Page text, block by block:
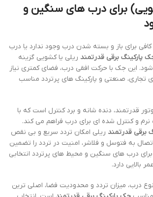
برای درب های سنگین و
برای باز و بسته شدن درب وجود ندارد یا درب
پارکینگ برقی قدرتمند ریلی یا کشویی گزینه
این جک با حرکت افقی درب، فضای کمتری نیاز
تجاری، صنعتی و پارکینگ های پرتردد مناسب
قدرتمند، دنده شانه و برد کنترل است که با
و کنترل شده ای برای درب فراهم می کند.
برقی قدرتمند ریلی امکان تردد سریع و بی نقص
به فتوسل و فلاشر، امنیت در تردد را تضمین
درب های سنگین و محیط های پرتردد انتخابی
بالایی دارد.
درب، میزان تردد و محدودیت فضا، اصلی ترین